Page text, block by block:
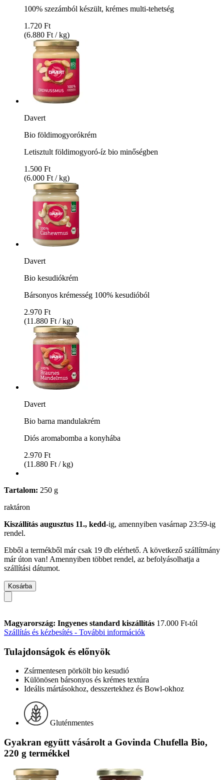
100% szezámból készült, krémes multi-tehetség
1.720 Ft
(6.880 Ft / kg)
Davert
Bio földimogyorókrém
Letisztult földimogyoró-íz bio minőségben
1.500 Ft
(6.000 Ft / kg)
Davert
Bio kesudiókrém
Bársonyos krémesség 100% kesudióból
2.970 Ft
(11.880 Ft / kg)
Davert
Bio barna mandulakrém
Diós aromabomba a konyhába
2.970 Ft
(11.880 Ft / kg)
Tartalom: 250 g
raktáron
Kiszállítás augusztus 11., kedd-ig, amennyiben vasárnap 23:59-ig
rendel.
Ebből a termékből már csak 19 db elérhető. A következő szállítmány
már úton van! Amennyiben többet rendel, az befolyásolhatja a
szállítási dátumot.
Kosárba
Magyarország: Ingyenes standard kiszállítás 17.000 Ft-tól
Szállítás és kézbesítés - További információk
Tulajdonságok és előnyök
Zsírmentesen pörkölt bio kesudió
Különösen bársonyos és krémes textúra
Ideális mártásokhoz, desszertekhez és Bowl-okhoz
Gluténmentes
Gyakran együtt vásárolt a Govinda Chufella Bio,
220 g termékkel